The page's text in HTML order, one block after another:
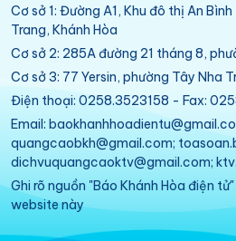
Cơ sở 1: Đường A1, Khu đô thị An
Trang, Khánh Hòa
Cơ sở 2: 285A đường 21 tháng 8,
Cơ sở 3: 77 Yersin, phường Tây Nha
Điện thoại: 0258.3523158 - Fax:
Email:
quangcaobkh@gmail.com;
dichvuquangcaoktv@gmail.com;
Ghi rõ nguồn "Báo Khánh Hòa điện
website này